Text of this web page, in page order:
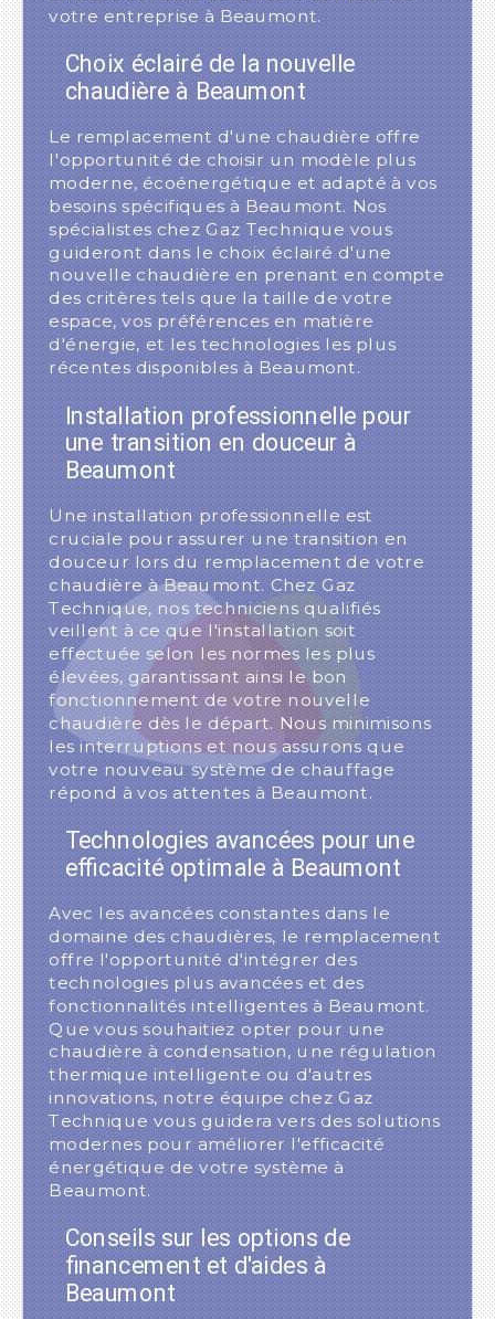
votre entreprise à Beaumont.
Choix éclairé de la nouvelle
chaudière à Beaumont
Le remplacement d'une chaudière offre
l'opportunité de choisir un modèle plus
moderne, écoénergétique et adapté à vos
besoins spécifiques à Beaumont. Nos
spécialistes chez Gaz Technique vous
guideront dans le choix éclairé d'une
nouvelle chaudière en prenant en compte
des critères tels que la taille de votre
espace, vos préférences en matière
d'énergie, et les technologies les plus
récentes disponibles à Beaumont.
Installation professionnelle pour
une transition en douceur à
Beaumont
Une installation professionnelle est
cruciale pour assurer une transition en
douceur lors du remplacement de votre
chaudière à Beaumont. Chez Gaz
Technique, nos techniciens qualifiés
veillent à ce que l'installation soit
effectuée selon les normes les plus
élevées, garantissant ainsi le bon
fonctionnement de votre nouvelle
chaudière dès le départ. Nous minimisons
les interruptions et nous assurons que
votre nouveau système de chauffage
répond à vos attentes à Beaumont.
Technologies avancées pour une
efficacité optimale à Beaumont
Avec les avancées constantes dans le
domaine des chaudières, le remplacement
offre l'opportunité d'intégrer des
technologies plus avancées et des
fonctionnalités intelligentes à Beaumont.
Que vous souhaitiez opter pour une
chaudière à condensation, une régulation
thermique intelligente ou d'autres
innovations, notre équipe chez Gaz
Technique vous guidera vers des solutions
modernes pour améliorer l'efficacité
énergétique de votre système à
Beaumont.
Conseils sur les options de
financement et d'aides à
Beaumont